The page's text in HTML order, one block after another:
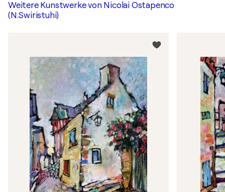
Weitere Kunstwerke von Nicolai Ostapenco
(N.Swiristuhi)